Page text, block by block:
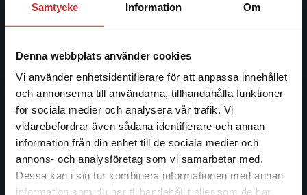
Samtycke Information Om
Denna webbplats använder cookies
Vi använder enhetsidentifierare för att anpassa innehållet
och annonserna till användarna, tillhandahålla funktioner
för sociala medier och analysera vår trafik. Vi
vidarebefordrar även sådana identifierare och annan
information från din enhet till de sociala medier och
annons- och analysföretag som vi samarbetar med.
Dessa kan i sin tur kombinera informationen med annan
information som du har tillhandahållit eller som de har
Begränsad fraktregion
Studentlitteratur grundades 1963 och är idag Sveriges
facklitteratur, utbildningar och digitala
informationstjänster i utbudet, finns Studentlitteratur med
längs hela kunskapsresan.
Kontakta oss
Kontakta oss
046-31 20 00